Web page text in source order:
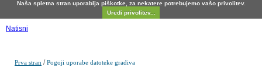
Naša spletna stran uporablja piškotke, za nekatere potrebujemo vašo privolitev.
Uredi privolitev...
Natisni
Prva stran /Pogoji uporabe datoteke gradiva